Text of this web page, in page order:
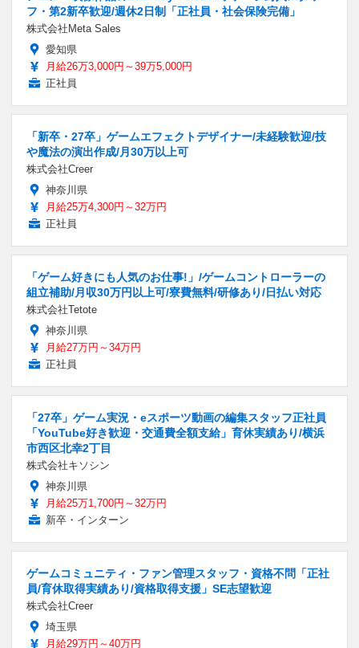
フ・第2新卒歓迎/週休2日制「正社員・社会保険完備」
株式会社Meta Sales
愛知県
月給26万3,000円～39万5,000円
正社員
「新卒・27卒」ゲームエフェクトデザイナー/未経験歓迎/技
や魔法の演出作成/月30万以上可
株式会社Creer
神奈川県
月給25万4,300円～32万円
正社員
「ゲーム好きにも人気のお仕事!」/ゲームコントローラーの
組立補助/月収30万円以上可/寮費無料/研修あり/日払い対応
株式会社Tetote
神奈川県
月給27万円～34万円
正社員
「27卒」ゲーム実況・eスポーツ動画の編集スタッフ正社員
「YouTube好き歓迎・交通費全額支給」育休実績あり/横浜
市西区北幸2丁目
株式会社キソシン
神奈川県
月給25万1,700円～32万円
新卒・インターン
ゲームコミュニティ・ファン管理スタッフ・資格不問「正社
員/育休取得実績あり/資格取得支援」SE志望歓迎
株式会社Creer
埼玉県
月給29万円～40万円